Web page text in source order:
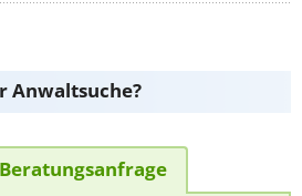
Anwaltsuche?
Beratungsanfrage